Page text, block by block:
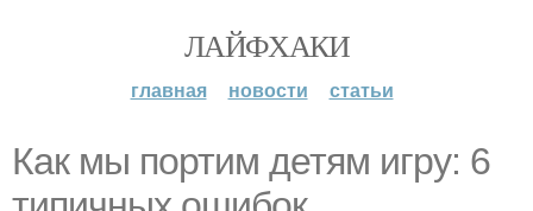
ЛАЙФХАКИ
главная новости статьи
Как мы портим детям игру: 6